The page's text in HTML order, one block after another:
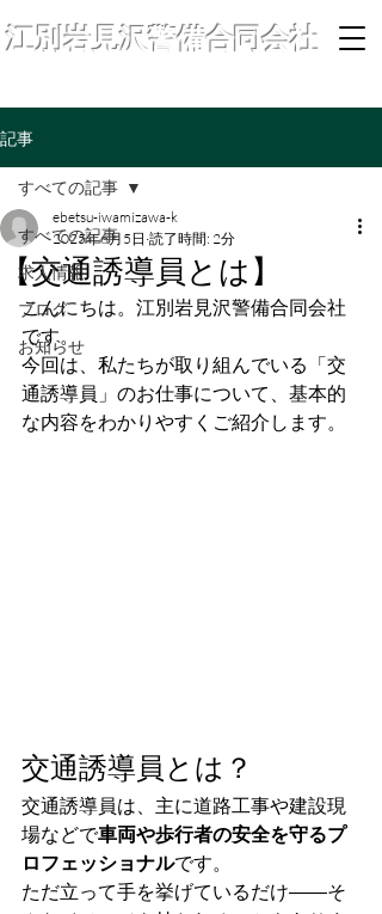
江別岩見沢警備合同会社
記事
すべての記事
求人情報
ブログ
お知らせ
すべての記事
【交通誘導員とは】
ebetsu-iwamizawa-k
2025年6月5日 読了時間: 2分
こんにちは。江別岩見沢警備合同会社
です。
今回は、私たちが取り組んでいる「交
通誘導員」のお仕事について、基本的
な内容をわかりやすくご紹介します。
交通誘導員とは？
交通誘導員は、主に道路工事や建設現
場などで車両や歩行者の安全を守るプ
ロフェッショナルです。
ただ立って手を挙げているだけ――そ